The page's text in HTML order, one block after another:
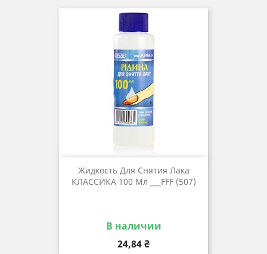
Жидкость Для Снятия Лака
КЛАССИКА 100 Мл ___FFF (507)
В наличии
Цена
24,84 ₴